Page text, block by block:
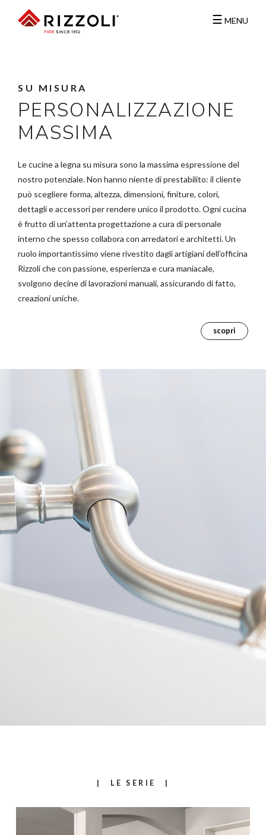
AREA RISERVATA
☰ MENU
SU MISURA
PERSONALIZZAZIONE
MASSIMA
Le cucine a legna su misura sono la massima espressione del
nostro potenziale. Non hanno niente di prestabilito: il cliente
può scegliere forma, altezza, dimensioni, finiture, colori,
dettagli e accessori per rendere unico il prodotto. Ogni cucina
è frutto di un’attenta progettazione a cura di personale
interno che spesso collabora con arredatori e architetti. Un
ruolo importantissimo viene rivestito dagli artigiani dell’officina
Rizzoli che con passione, esperienza e cura maniacale,
svolgono decine di lavorazioni manuali, assicurando di fatto,
creazioni uniche.
scopri
LE SERIE